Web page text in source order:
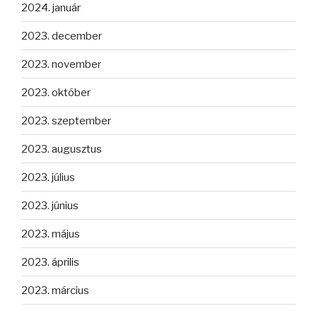
2024. január
2023. december
2023. november
2023. október
2023. szeptember
2023. augusztus
2023. július
2023. június
2023. május
2023. április
2023. március